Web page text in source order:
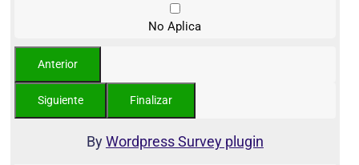
No Aplica
ByWordpress Survey plugin